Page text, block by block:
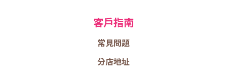
客戶指南
常見問題
分店地址